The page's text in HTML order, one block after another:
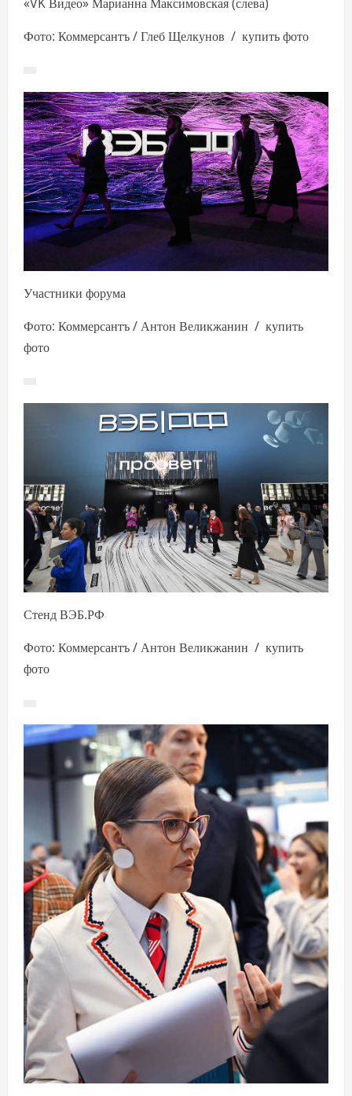
Фото: Коммерсантъ / Глеб Щелкунов / купить фото
Участники форума
Фото: Коммерсантъ / Антон Великжанин / купить
фото
Стенд ВЭБ.РФ
Фото: Коммерсантъ / Антон Великжанин / купить
фото